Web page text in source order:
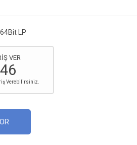
LP
VER
Verebilirsiniz.